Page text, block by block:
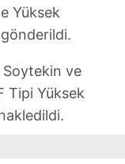
daha işlevsel
yönelik
amaçlarıyla
alan panel
Yüksek
ve
Tipi Yüksek